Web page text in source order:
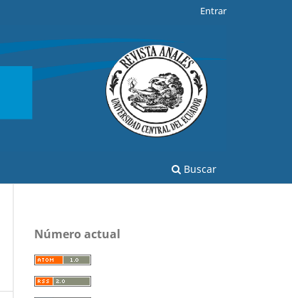
Buscar
Entrar
Número actual